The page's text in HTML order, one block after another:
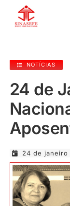
NOTÍCIAS
PUBLICAÇÕES
DOCUMENTOS
GALERIAS
EVENTOS
NOTÍCIAS
24 de
24 de janeiro